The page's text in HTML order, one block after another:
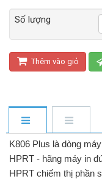
Số lượng
Thêm vào giỏ
K806 Plus là dòng
HPRT - hãng máy in
HPRT chiếm thị phần